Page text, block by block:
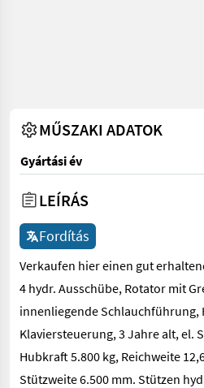
MŰSZAKI ADATOK
Gyártási év
LEÍRÁS
Fordítás
Verkaufen hier einen gut
4 hydr. Ausschübe, Rotator mit
innenliegende Schlauchführung,
Klaviersteuerung, 3 Jahre alt, el.
Hubkraft 5.800 kg, Reichweite
Stützweite 6.500 mm. Stützen